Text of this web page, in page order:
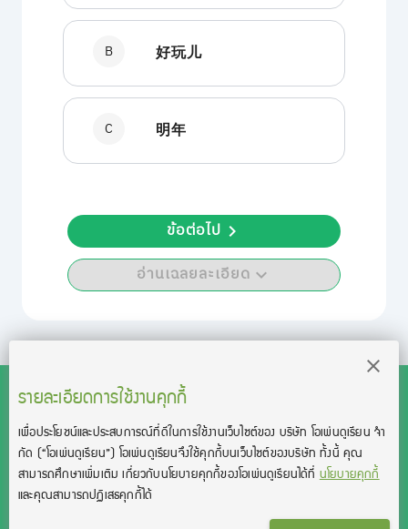
B 好玩儿
C 明年
อ่านเฉลยละเอียด
ข้อต่อไป
รายละเอียดการใช้งานคุกกี้
เพื่อประโยชน์และประสบการณ์ที่ดีในการใช้งานเว็บไซต์ของ บริษัท โอเพ่นดูเรียน จํา
กัด (“โอเพ่นดูเรียน”)โอเพ่นดูเรียนจึงใช้คุกกี้บนเว็บไซต์ของบริษัท ทั้งนี้ คุณ
สามารถศึกษาเพิ่มเติม เกี่ยวกับนโยบายคุกกี้ของโอเพ่นดูเรียนได้ที่นโยบายคุกกี้
และคุณสามารถปฏิเสธคุกกี้ได้
สงวนลิขสิทธิ์โดย บริษัท โอเพ่นดูเรียน จำกัด 2021 ©︎ OpenDurian
Co., Ltd.
TOEIC® and TOEFL® are registered trademarks of Educational Testing